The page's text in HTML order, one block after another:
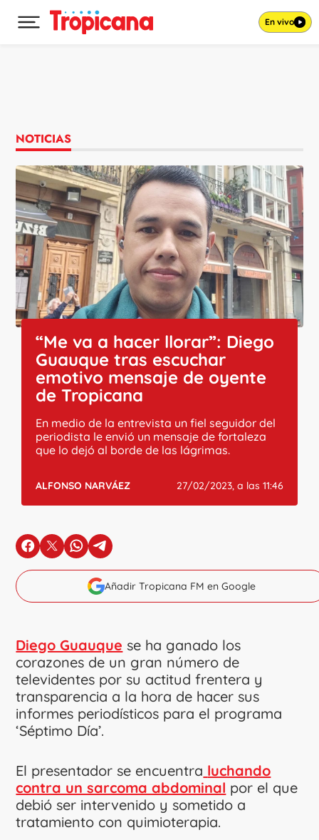
Desplegar menú principal En vivo
NOTICIAS
“Me va a hacer llorar”: Diego
Guauque tras escuchar
emotivo mensaje de oyente
de Tropicana
En medio de la entrevista un fiel seguidor del
periodista le envió un mensaje de fortaleza
que lo dejó al borde de las lágrimas.
ALFONSO NARVÁEZ 27/02/2023, a las 11:46
en Facebook
en Xen Whatsapp
en Telegram
Añadir Tropicana FM en Google
Diego Guauque se ha ganado los
corazones de un gran número de
televidentes por su actitud frentera y
transparencia a la hora de hacer sus
informes periodísticos para el programa
‘Séptimo Día’.
El presentador se encuentra luchando
contra un sarcoma abdominal por el que
debió ser intervenido y sometido a
tratamiento con quimioterapia.